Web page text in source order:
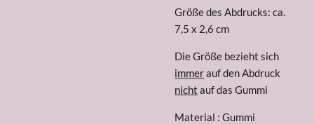
Größe des Abdrucks: ca.
7,5 x 2,6 cm
Die Größe bezieht sich
immerauf den Abdruck
nicht auf das Gummi
Material : Gummi